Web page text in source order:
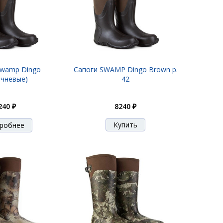
Dingo
₽
Сапоги SWAMP Dingo Brown р.
42
8240 ₽